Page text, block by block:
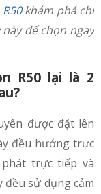
khám phá chi
để chọn ngay
R50 lại là 2
được đặt lên
đều hướng trực
trực tiếp và
đều sử dụng cảm